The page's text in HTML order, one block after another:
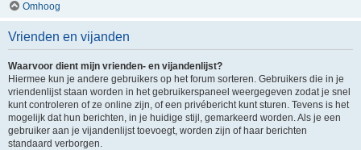
Omhoog
Vrienden en vijanden
Waarvoor dient mijn vrienden- en vijandenlijst?
Hiermee kun je andere gebruikers op het forum sorteren. Gebruikers die in je
vriendenlijst staan worden in het gebruikerspaneel weergegeven zodat je snel
kunt controleren of ze online zijn, of een privébericht kunt sturen. Tevens is het
mogelijk dat hun berichten, in je huidige stijl, gemarkeerd worden. Als je een
gebruiker aan je vijandenlijst toevoegt, worden zijn of haar berichten
standaard verborgen.